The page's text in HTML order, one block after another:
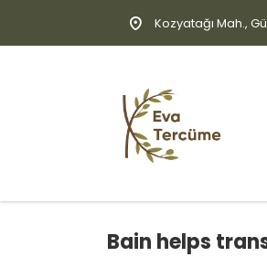
Kozyatağı Mah.,
Bain helps